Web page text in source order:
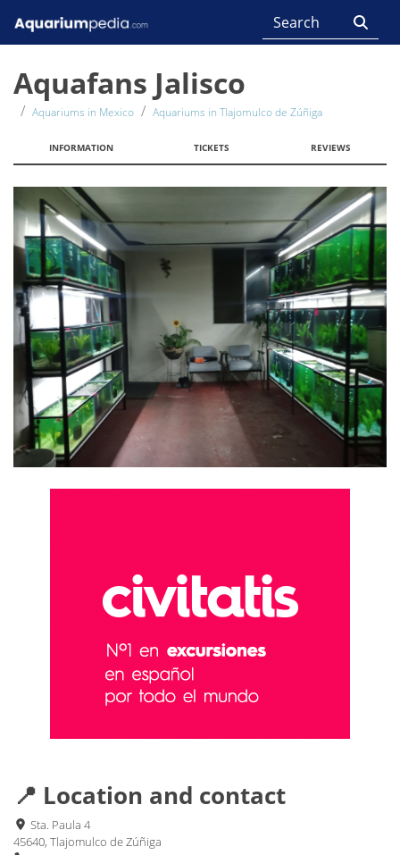
Aquafans Jalisco
Aquariums in Mexico Aquariums in Tlajomulco de Zúñiga
INFORMATION TICKETS REVIEWS
📍 Location and contact
Sta. Paula 4
45640, Tlajomulco de Zúñiga